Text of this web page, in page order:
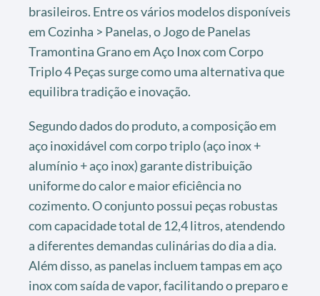
brasileiros. Entre os vários modelos disponíveis
em Cozinha > Panelas, o Jogo de Panelas
Tramontina Grano em Aço Inox com Corpo
Triplo 4 Peças surge como uma alternativa que
equilibra tradição e inovação.
Segundo dados do produto, a composição em
aço inoxidável com corpo triplo (aço inox +
alumínio + aço inox) garante distribuição
uniforme do calor e maior eficiência no
cozimento. O conjunto possui peças robustas
com capacidade total de 12,4 litros, atendendo
a diferentes demandas culinárias do dia a dia.
Além disso, as panelas incluem tampas em aço
inox com saída de vapor, facilitando o preparo e